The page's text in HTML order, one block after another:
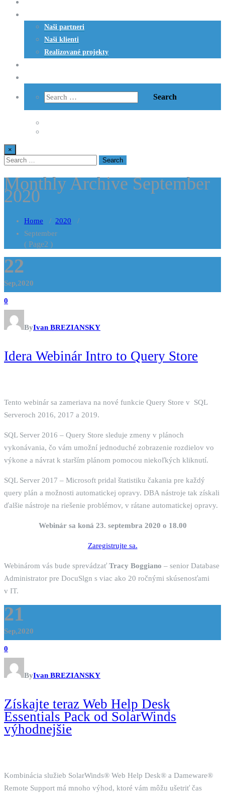
Naši partneri
Naši klienti
Realizované projekty
×
Monthly Archive September
2020
Home / 2020 /
September
( Page2 )
22
Sep,2020
0
ByIvan BREZIANSKY
Idera Webinár Intro to Query Store
Tento webinár sa zameriava na nové funkcie Query Store v SQL
Serveroch 2016, 2017 a 2019.
SQL Server 2016 – Query Store sleduje zmeny v plánoch
vykonávania, čo vám umožní jednoduché zobrazenie rozdielov vo
výkone a návrat k starším plánom pomocou niekoľkých kliknutí.
SQL Server 2017 – Microsoft pridal štatistiku čakania pre každý
query plán a možnosti automatickej opravy. DBA nástroje tak získali
ďalšie nástroje na riešenie problémov, v rátane automatickej opravy.
Webinár sa koná 23. septembra 2020 o 18.00
Zaregistrujte sa.
Webinárom vás bude sprevádzať Tracy Boggiano – senior Database
Administrator pre DocuSlgn s viac ako 20 ročnými skúsenosťami
v IT.
21
Sep,2020
0
ByIvan BREZIANSKY
Získajte teraz Web Help Desk
Essentials Pack od SolarWinds
výhodnejšie
Kombinácia služieb SolarWinds® Web Help Desk® a Dameware®
Remote Support má mnoho výhod, ktoré vám môžu ušetriť čas